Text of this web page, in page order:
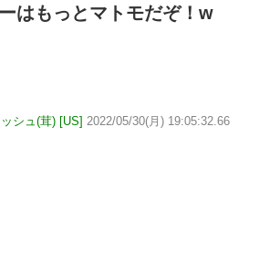
はもっとマトモだぞ！w
シュ(茸) [US] 2022/05/30(月) 19:05:32.66